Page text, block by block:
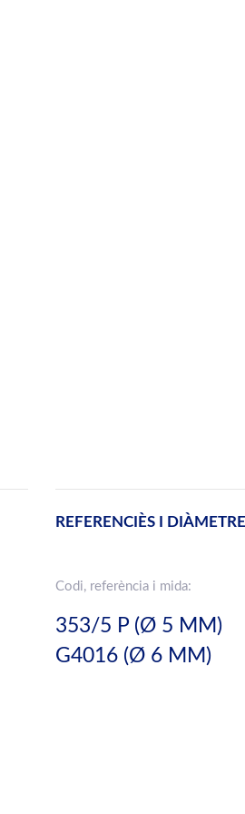
REFERENCIÈS I
Codi, referència i mida:
353/5 P (Ø 5 MM)
G4016 (Ø 6 MM)